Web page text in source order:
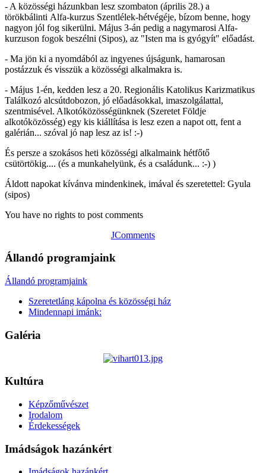
- A közösségi házunkban lesz szombaton (április 28.) a
törökbálinti Alfa-kurzus Szentlélek-hétvégéje, bízom benne, hogy
nagyon jól fog sikerülni. Május 3-án pedig a nagymarosi Alfa-
kurzuson fogok beszélni (Sipos), az "Isten ma is gyógyít" előadást.
- Ma jön ki a nyomdából az ingyenes újságunk, hamarosan
postázzuk és visszük a közösségi alkalmakra is.
- Május 1-én, kedden lesz a 20. Regionális Katolikus Karizmatikus
Találkozó alcsútdobozon, jó előadásokkal, imaszolgálattal,
szentmisével. Alkotóközösségünknek (Szeretet Földje
alkotóközösség) egy kis kiállítása is lesz ezen a napot ott, fent a
galérián... szóval jó nap lesz az is! :-)
És persze a szokásos heti közösségi alkalmaink hétfőtő
csütörtökig.... (és a munkahelyünk, és a családunk... :-) )
Áldott napokat kívánva mindenkinek, imával és szeretettel: Gyula
(sipos)
You have no rights to post comments
JComments
Állandó programjaink
Állandó programjaink
Szeretetláng kápolna és közösségi ház
Mindennapi imánk:
Galéria
Kultúra
Képzőművészet
Irodalom
Érdekességek
Imádságok hazánkért